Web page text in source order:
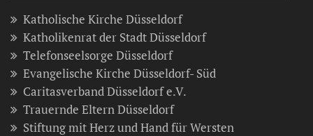
Katholische Kirche Düsseldorf
Katholikenrat der Stadt Düsseldorf
Telefonseelsorge Düsseldorf
Evangelische Kirche Düsseldorf- Süd
Caritasverband Düsseldorf e.V.
Trauernde Eltern Düsseldorf
Stiftung mit Herz und Hand für Wersten